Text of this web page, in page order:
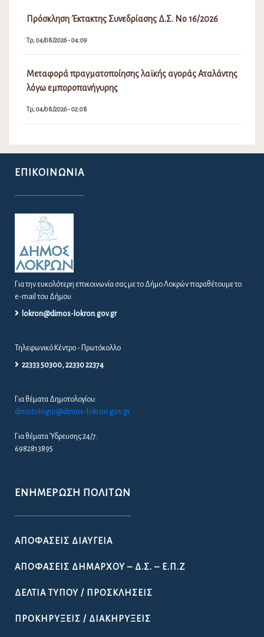
Πρόσκληση Έκτακτης Συνεδρίασης Δ.Σ. Νο 16/2026
Τρ, 04/08/2026 - 04:09
Μεταφορά πραγματοποίησης λαϊκής αγοράς Αταλάντης
λόγω εμποροπανήγυρης
Τρ, 04/08/2026 - 02:08
ΕΠΙΚΟΙΝΩΝΊΑ
Για την ευκολότερη επικοινωνία σας με το Δήμο Λοκρών παραθέτουμε το
e-mail του Δήμου.
lokron@dimos-lokron.gov.gr
Τηλεφωνικό Κέντρο - Πρωτόκολλο
22333 50300, 22330 22374
Για θέματα Δημοτολογίου:
dimotologio@dimos-lokron.gov.gr
Για θέματα Ύδρευσης 24/7:
6982813895
ΕΝΗΜΈΡΩΣΗ ΠΟΛΙΤΏΝ
ΑΠΟΦΆΣΕΙΣ ΔΙΑΎΓΕΙΑ
ΑΠΟΦΆΣΕΙΣ ΔΗΜΆΡΧΟΥ – Δ.Σ. – Ε.Π.Ζ
ΔΕΛΤΊΑ ΤΎΠΟΥ / ΠΡΟΣΚΛΉΣΕΙΣ
ΠΡΟΚΗΡΎΞΕΙΣ / ΔΙΑΚΗΡΎΞΕΙΣ